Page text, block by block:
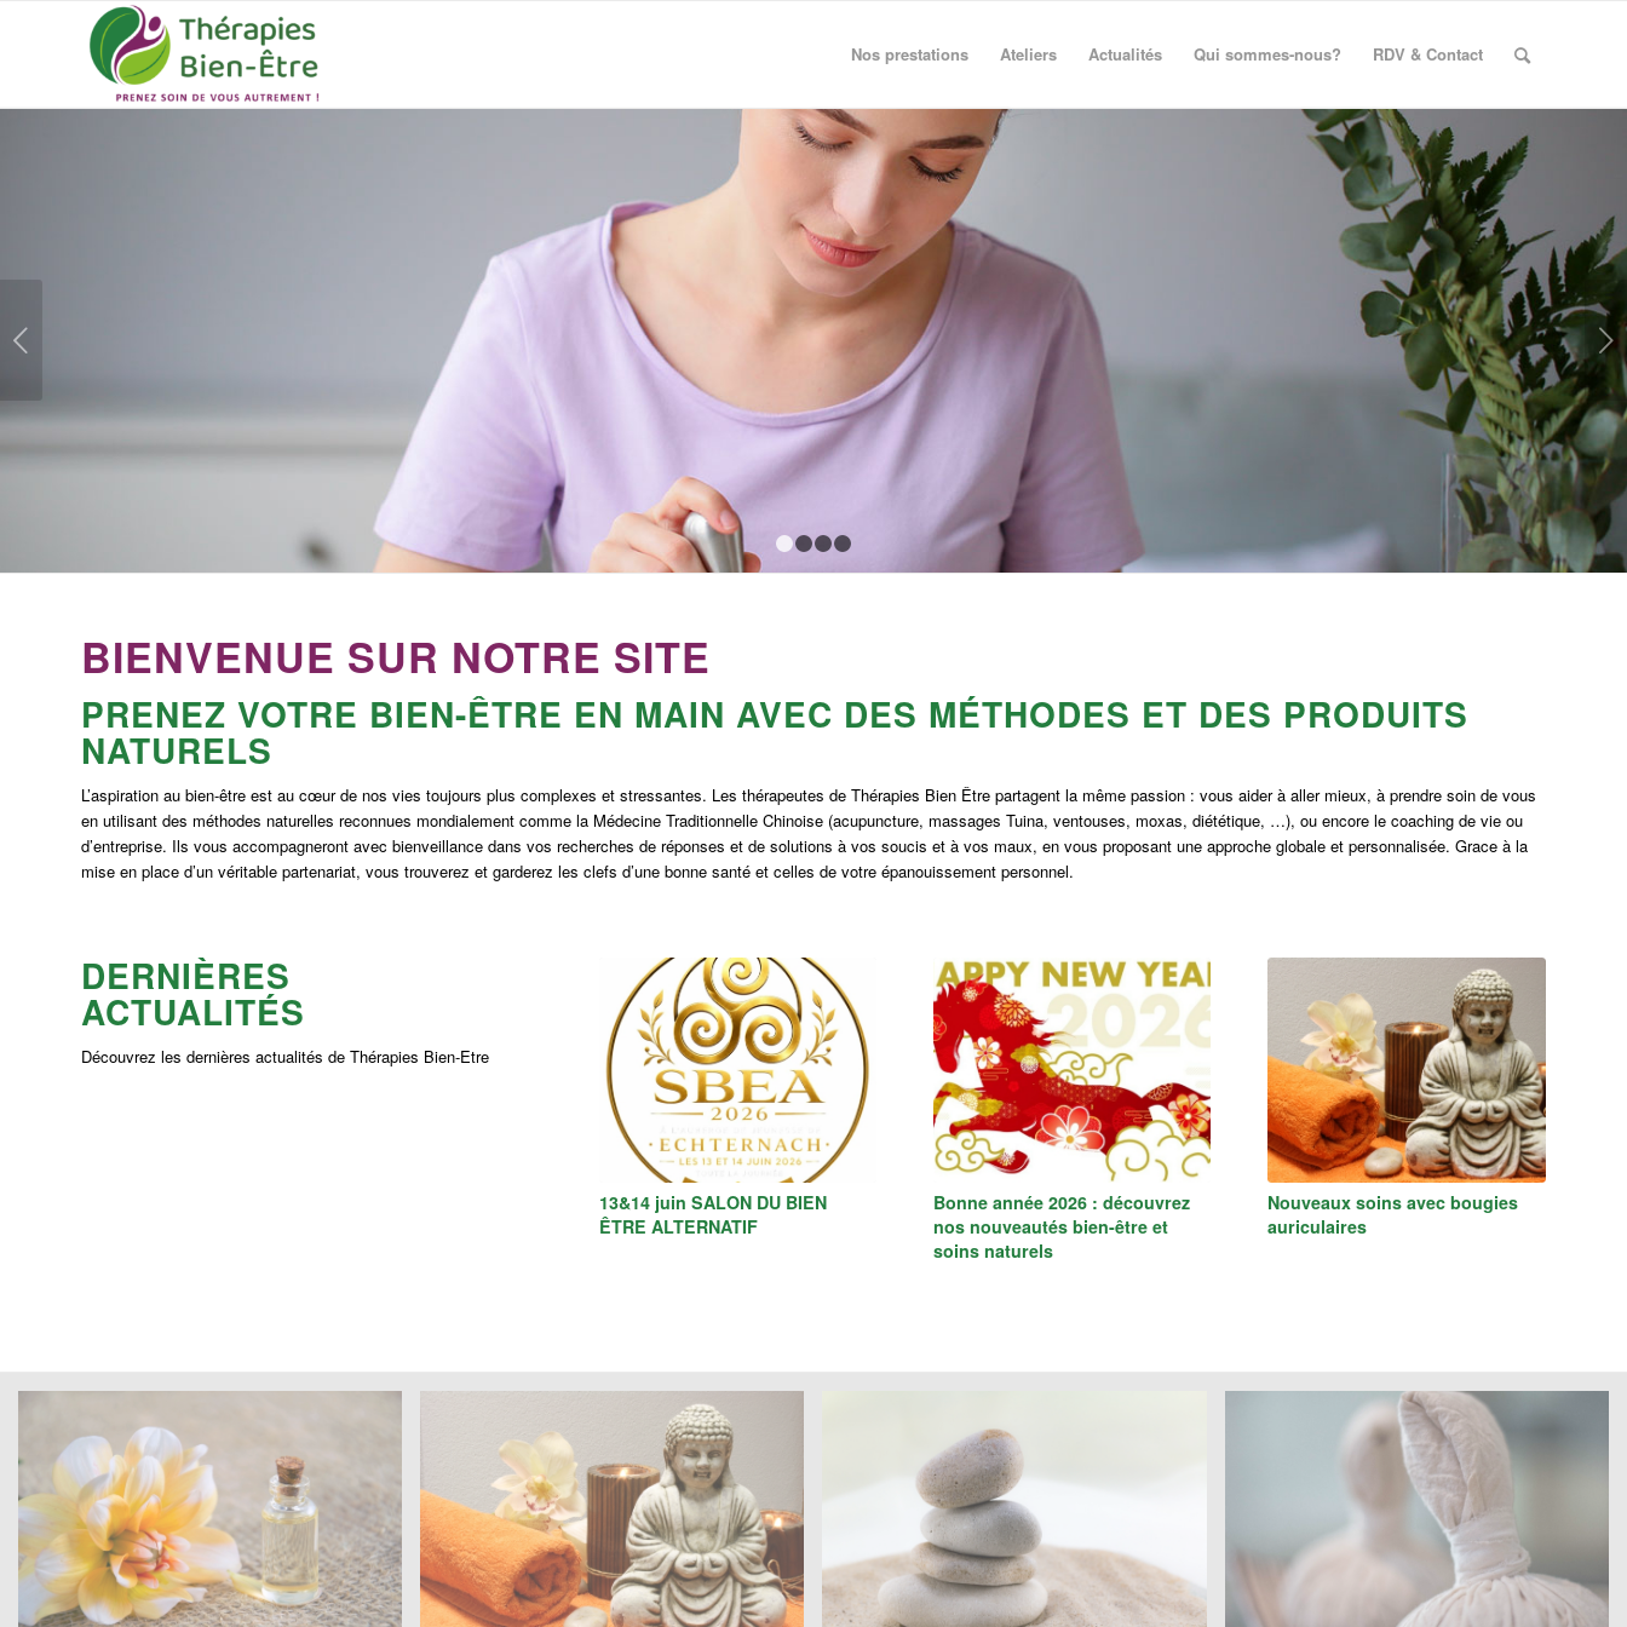
Nos prestations Ateliers Actualités Qui sommes-nous? RDV & Contact
Suivant
3
BIENVENUE SUR NOTRE SITE
PRENEZ VOTRE BIEN-ÊTRE EN MAIN AVEC DES MÉTHODES ET DES PRODUITS
NATURELS
L’aspiration au bien-être est au cœur de nos vies toujours plus complexes et stressantes. Les thérapeutes de Thérapies Bien Être partagent la même passion : vous aider à aller mieux, à prendre soin de vous
en utilisant des méthodes naturelles reconnues mondialement comme la Médecine Traditionnelle Chinoise (acupuncture, massages Tuina, ventouses, moxas, diététique, …), ou encore le coaching de vie ou
d’entreprise. Ils vous accompagneront avec bienveillance dans vos recherches de réponses et de solutions à vos soucis et à vos maux, en vous proposant une approche globale et personnalisée. Grace à la
mise en place d’un véritable partenariat, vous trouverez et garderez les clefs d’une bonne santé et celles de votre épanouissement personnel.
DERNIÈRES
ACTUALITÉS
Découvrez les dernières actualités de Thérapies Bien-Etre
13&14 juin SALON DU BIEN
ÊTRE ALTERNATIF
Bonne année 2026 : découvrez
nos nouveautés bien-être et
soins naturels
Nouveaux soins avec bougies
auriculaires